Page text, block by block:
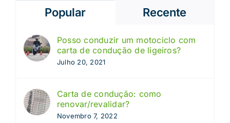
Popular Recente
Posso conduzir um motociclo com
carta de condução de ligeiros?
Julho 20, 2021
Carta de condução: como
renovar/revalidar?
Novembro 7, 2022